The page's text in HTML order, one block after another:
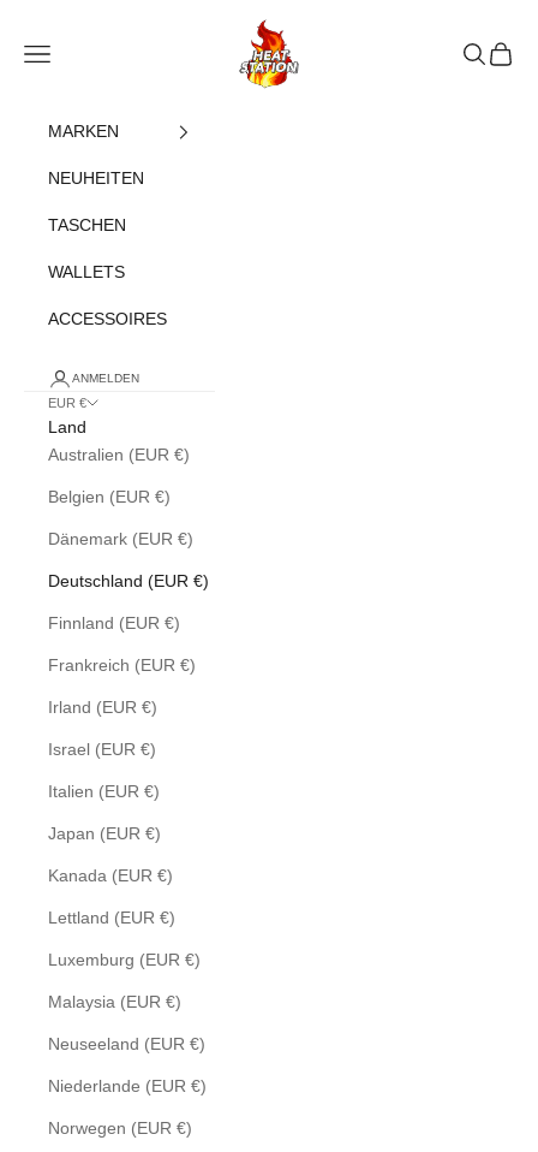
heatstation
Navigationsmenü öffnen
Suche
MARKEN
NEUHEITEN
TASCHEN
WALLETS
ACCESSOIRES
ANMELDEN
EUR €
Land
Australien (EUR €)
Belgien (EUR €)
Dänemark (EUR €)
Deutschland (EUR €)
Finnland (EUR €)
Frankreich (EUR €)
Irland (EUR €)
Israel (EUR €)
Italien (EUR €)
Japan (EUR €)
Kanada (EUR €)
Lettland (EUR €)
Luxemburg (EUR €)
Malaysia (EUR €)
Neuseeland (EUR €)
Niederlande (EUR €)
Norwegen (EUR €)